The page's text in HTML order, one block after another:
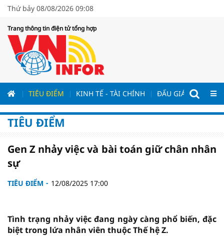
Thứ bảy 08/08/2026 09:08
Trang thông tin điện tử tổng hợp
TIÊU ĐIỂM KINH TẾ - TÀI CHÍNH ĐẤU GIÁ - ĐẤU
TIÊU ĐIỂM
Gen Z nhảy việc và bài toán giữ chân nhân
sự
TIÊU ĐIỂM 12/08/2025 17:00
Tình trạng nhảy việc đang ngày càng phổ biến, đặc
biệt trong lứa nhân viên thuộc Thế hệ Z.